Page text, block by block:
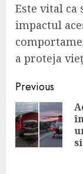
Este vital ca
impactul
a proteja
Continue
Reading
Previous